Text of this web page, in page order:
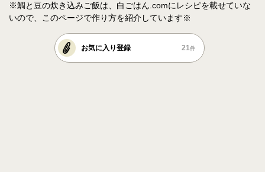
※鯛と豆の炊き込みご飯は、白ごはん.comにレシピを載せていな
いので、このページで作り方を紹介しています※
お気に入り登録 21件